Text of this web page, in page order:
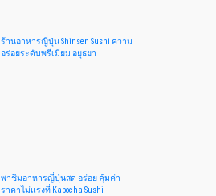
ร้านอาหารญี่ปุ่น Shinsen Sushi ความ
อร่อยระดับพรีเมี่ยม อยุธยา
พาชิมอาหารญี่ปุ่นสด อร่อย คุ้มค่า
ราคาไม่แรงที่ Kabocha Sushi